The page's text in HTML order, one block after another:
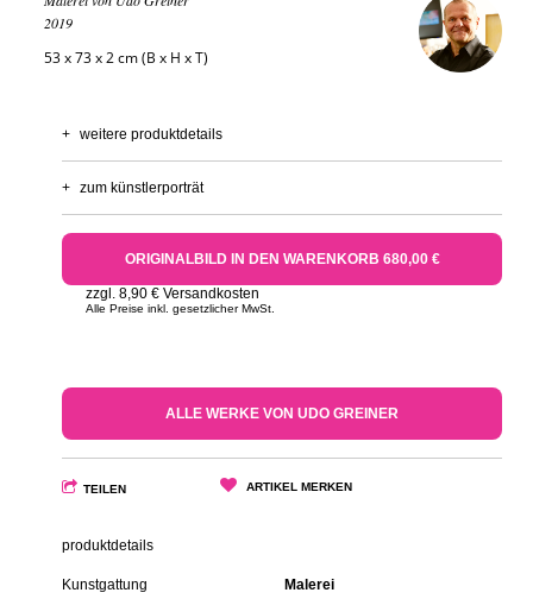
2019
53 x 73 x 2 cm (B x H x T)
+ weitere produktdetails
+ zum künstlerporträt
ORIGINALBILD IN DEN WARENKORB 680,00 €
zzgl. 8,90 € Versandkosten
Alle Preise inkl. gesetzlicher MwSt.
ALLE WERKE VON UDO GREINER
TEILEN ARTIKEL MERKEN
produktdetails
Kunstgattung Malerei